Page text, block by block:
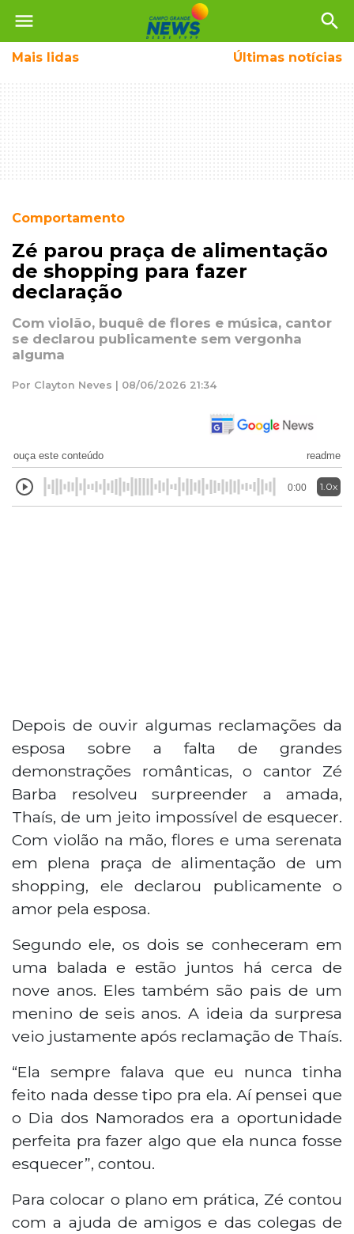
menu search
Mais lidas Últimas notícias
Comportamento
Zé parou praça de alimentação
de shopping para fazer
declaração
Com violão, buquê de flores e música, cantor
se declarou publicamente sem vergonha
alguma
Por Clayton Neves | 08/06/2026 21:34
ouça este conteúdo readme
0:00 1.0x
Depois de ouvir algumas reclamações da
esposa sobre a falta de grandes
demonstrações românticas, o cantor Zé
Barba resolveu surpreender a amada,
Thaís, de um jeito impossível de esquecer.
Com violão na mão, flores e uma serenata
em plena praça de alimentação de um
shopping, ele declarou publicamente o
amor pela esposa.
Segundo ele, os dois se conheceram em
uma balada e estão juntos há cerca de
nove anos. Eles também são pais de um
menino de seis anos. A ideia da surpresa
veio justamente após reclamação de Thaís.
“Ela sempre falava que eu nunca tinha
feito nada desse tipo pra ela. Aí pensei que
o Dia dos Namorados era a oportunidade
perfeita pra fazer algo que ela nunca fosse
esquecer”, contou.
Para colocar o plano em prática, Zé contou
com a ajuda de amigos e das colegas de